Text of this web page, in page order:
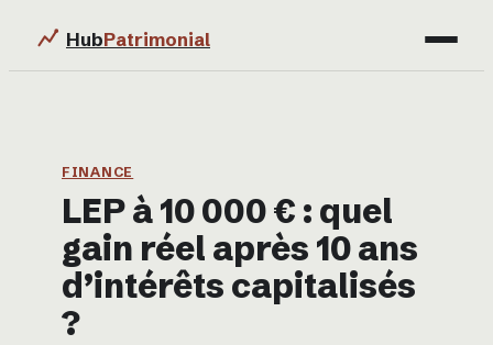
HubPatrimonial
Immobilier
Business
Éducation & Emploi
FINANCE
LEP à 10 000 € : quel
gain réel après 10 ans
d’intérêts capitalisés
?